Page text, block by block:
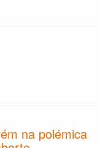
na polémica